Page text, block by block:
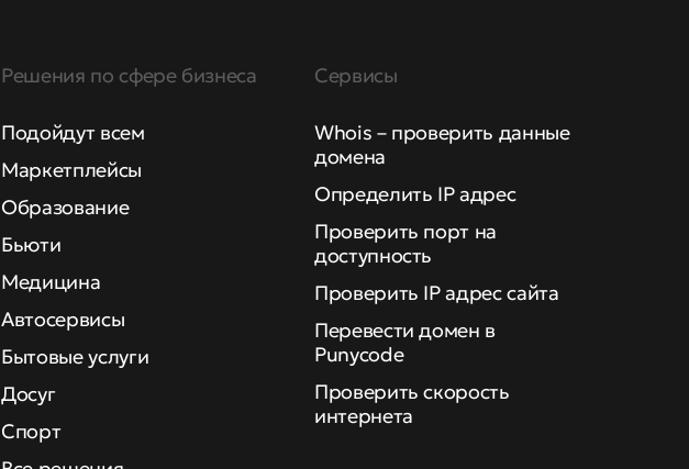
Решения по сфере бизнеса
Подойдут всем
Маркетплейсы
Образование
Бьюти
Медицина
Автосервисы
Бытовые услуги
Досуг
Спорт
Сервисы
Whois – проверить данные
домена
Определить IP адрес
Проверить порт на
доступность
Проверить IP адрес сайта
Перевести домен в
Punycode
Проверить скорость
интернета